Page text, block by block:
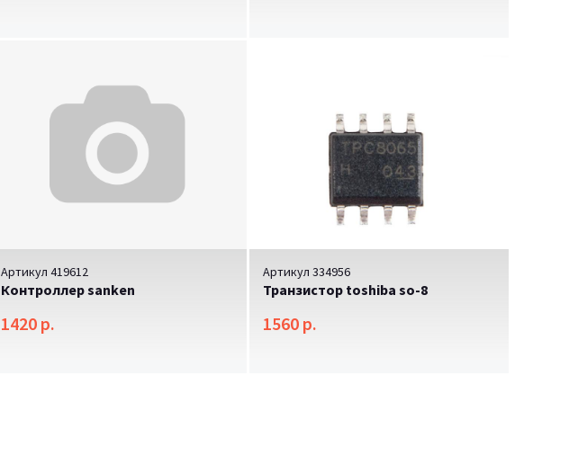
Артикул 419612
Контроллер sanken
1420 р.
Артикул 334956
Транзистор toshiba so-8
1560 р.